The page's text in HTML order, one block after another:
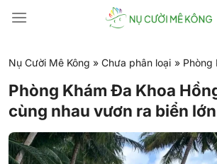
đến
dung
Nụ Cười Mê Kông » Chưa phân loại » Phòng
Phòng Khám Đa Khoa
cùng nhau vươn ra biển lớn